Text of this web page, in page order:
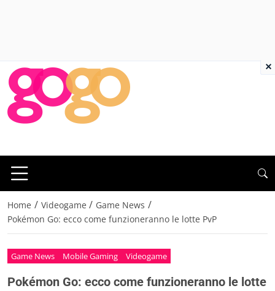
Home / Videogame / Game News /
Pokémon Go: ecco come funzioneranno le lotte PvP
Game News Mobile Gaming Videogame
Pokémon Go: ecco come funzioneranno le lotte
×